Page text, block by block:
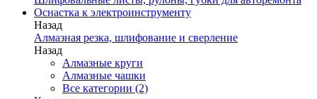
Оснастка к электроинструменту
Назад
Алмазная резка, шлифование и сверление
Назад
Алмазные круги
Алмазные чашки
Все категории (2)